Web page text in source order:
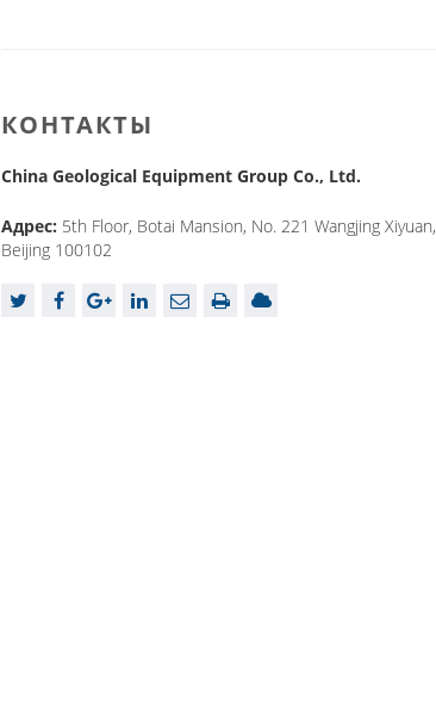
КОНТАКТЫ
China Geological Equipment Group Co., Ltd.
Адрес: 5th Floor, Botai Mansion, No. 221 Wangjing Xiyuan,
Beijing 100102